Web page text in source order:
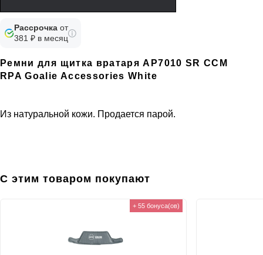
Рассрочка от
381 ₽ в месяц
Ремни для щитка вратаря AP7010 SR CCM
RPA Goalie Accessories White
Из натуральной кожи. Продается парой.
С этим товаром покупают
+ 55 бонуса(ов)